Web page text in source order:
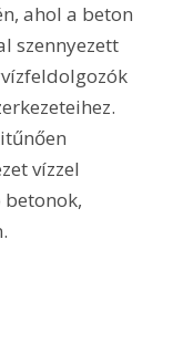
ahol a beton
szennyezett
vízzel